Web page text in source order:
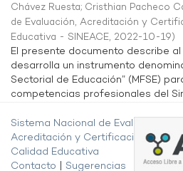
Chávez Ruesta; Cristhian Pacheco
de Evaluación, Acreditación y
Educativa - SINEACE, 2022-10-19)
El presente documento describe
desarrolla un instrumento
Sectorial de Educación” (MFSE)
competencias profesionales del
Sistema Nacional de Evaluación,
Acreditación y Certificación de la
Calidad Educativa
Contacto
Sugerencias